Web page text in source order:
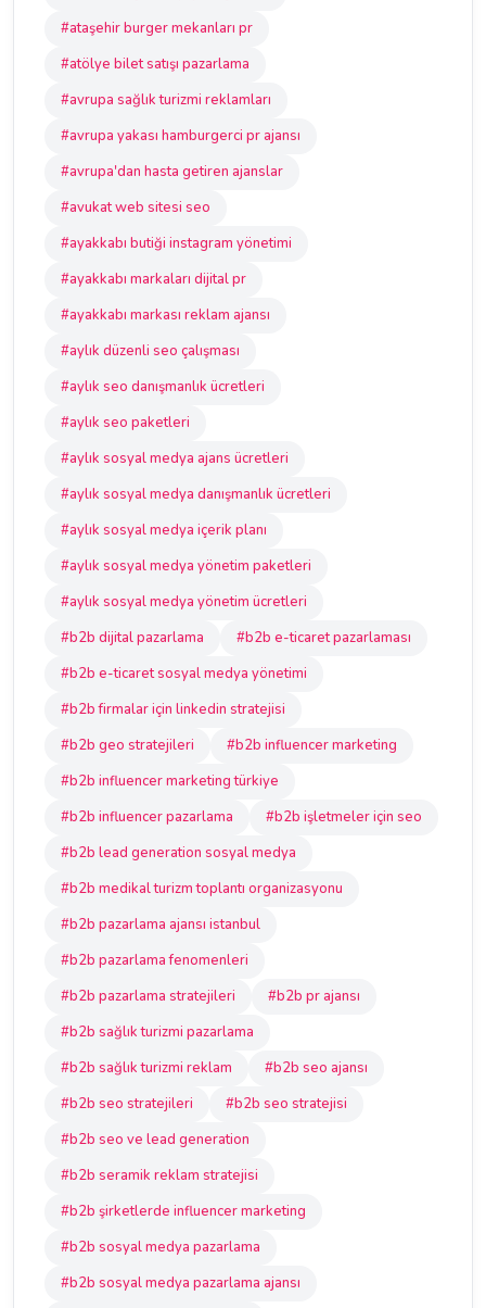
#ataşehir burger mekanları pr
#atölye bilet satışı pazarlama
#avrupa sağlık turizmi reklamları
#avrupa yakası hamburgerci pr ajansı
#avrupa'dan hasta getiren ajanslar
#avukat web sitesi seo
#ayakkabı butiği instagram yönetimi
#ayakkabı markaları dijital pr
#ayakkabı markası reklam ajansı
#aylık düzenli seo çalışması
#aylık seo danışmanlık ücretleri
#aylık seo paketleri
#aylık sosyal medya ajans ücretleri
#aylık sosyal medya danışmanlık ücretleri
#aylık sosyal medya içerik planı
#aylık sosyal medya yönetim paketleri
#aylık sosyal medya yönetim ücretleri
#b2b dijital pazarlama
#b2b e-ticaret pazarlaması
#b2b e-ticaret sosyal medya yönetimi
#b2b firmalar için linkedin stratejisi
#b2b geo stratejileri
#b2b influencer marketing
#b2b influencer marketing türkiye
#b2b influencer pazarlama
#b2b işletmeler için seo
#b2b lead generation sosyal medya
#b2b medikal turizm toplantı organizasyonu
#b2b pazarlama ajansı istanbul
#b2b pazarlama fenomenleri
#b2b pazarlama stratejileri
#b2b pr ajansı
#b2b sağlık turizmi pazarlama
#b2b sağlık turizmi reklam
#b2b seo ajansı
#b2b seo stratejileri
#b2b seo stratejisi
#b2b seo ve lead generation
#b2b seramik reklam stratejisi
#b2b şirketlerde influencer marketing
#b2b sosyal medya pazarlama
#b2b sosyal medya pazarlama ajansı